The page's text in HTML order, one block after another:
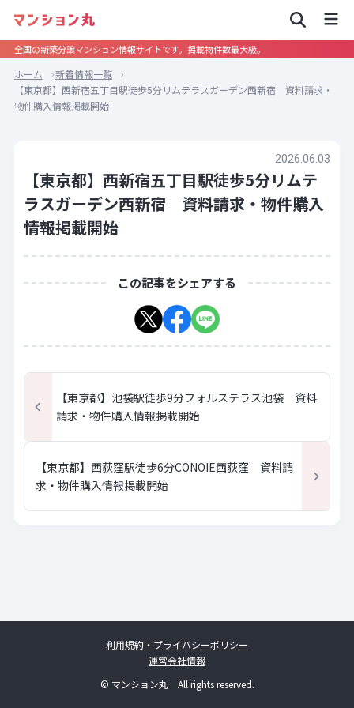
全国の新築分譲マンション情報サイトです。掲載物件数最大級。
ホーム
新着情報一覧
【東京都】西新宿五丁目駅徒歩5分リムテラスガーデン西新宿 資料請求・
物件購入情報掲載開始
2026.06.03
【東京都】西新宿五丁目駅徒歩5分リムテ
ラスガーデン西新宿 資料請求・物件購入
情報掲載開始
この記事をシェアする
【東京都】池袋駅徒歩9分フォルステラス池袋 資料
請求・物件購入情報掲載開始
【東京都】西荻窪駅徒歩6分CONOIE西荻窪 資料請
求・物件購入情報掲載開始
利用規約・プライバシーポリシー
運営会社情報
© マンション丸 All rights reserved.